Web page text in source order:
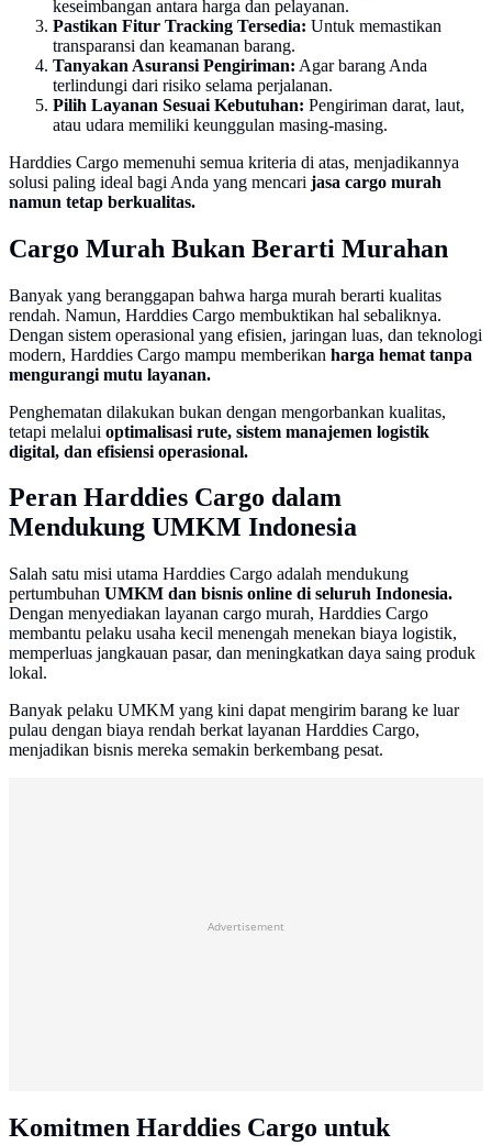
keseimbangan antara harga dan pelayanan.
Pastikan Fitur Tracking Tersedia: Untuk memastikan
transparansi dan keamanan barang.
Tanyakan Asuransi Pengiriman: Agar barang Anda
terlindungi dari risiko selama perjalanan.
Pilih Layanan Sesuai Kebutuhan: Pengiriman darat, laut,
atau udara memiliki keunggulan masing-masing.
Harddies Cargo memenuhi semua kriteria di atas, menjadikannya
solusi paling ideal bagi Anda yang mencari jasa cargo murah
namun tetap berkualitas.
Cargo Murah Bukan Berarti Murahan
Banyak yang beranggapan bahwa harga murah berarti kualitas
rendah. Namun, Harddies Cargo membuktikan hal sebaliknya.
Dengan sistem operasional yang efisien, jaringan luas, dan teknologi
modern, Harddies Cargo mampu memberikan harga hemat tanpa
mengurangi mutu layanan.
Penghematan dilakukan bukan dengan mengorbankan kualitas,
tetapi melalui optimalisasi rute, sistem manajemen logistik
digital, dan efisiensi operasional.
Peran Harddies Cargo dalam
Mendukung UMKM Indonesia
Salah satu misi utama Harddies Cargo adalah mendukung
pertumbuhan UMKM dan bisnis online di seluruh Indonesia.
Dengan menyediakan layanan cargo murah, Harddies Cargo
membantu pelaku usaha kecil menengah menekan biaya logistik,
memperluas jangkauan pasar, dan meningkatkan daya saing produk
lokal.
Banyak pelaku UMKM yang kini dapat mengirim barang ke luar
pulau dengan biaya rendah berkat layanan Harddies Cargo,
menjadikan bisnis mereka semakin berkembang pesat.
Advertisement
Komitmen Harddies Cargo untuk